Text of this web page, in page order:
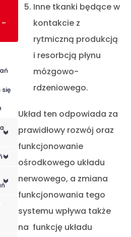
–
<
<
Inne tkanki będące w
kontakcie z
rytmiczną produkcją
i resorbcją płynu
mózgowo-
rdzeniowego.
Układ ten odpowiada za
prawidłowy rozwój oraz
funkcjonowanie
ośrodkowego układu
nerwowego, a zmiana
funkcjonowania tego
systemu wpływa także
na funkcję układu